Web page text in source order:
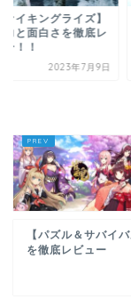
ァイキングライズ】
力と面白さを徹底レ
！！
2023年7月9日
【パズル＆サバイ
を徹底レビュー